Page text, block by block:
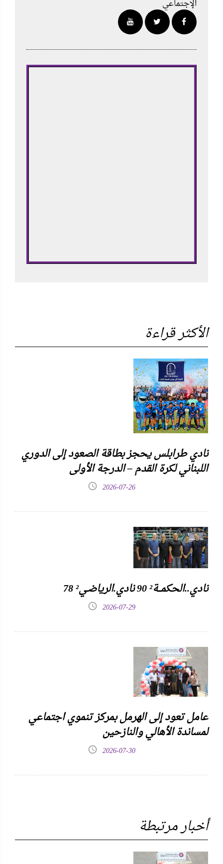
الإجتماعي
الأكثر قراءة
نادي طرابلس يحجز بطاقة الصعود إلى الدوري
اللبناني لكرة القدم – الدرجة الأولى
2026-07-26
نادي..الحكمـــة² 90 نادي.الرياضـي² 78
2026-07-29
عامل تعود إلى الهرمل بمركز تنموي اجتماعي
لمساندة الأهالي والنازحين
2026-07-30
أخبار مرتبطة